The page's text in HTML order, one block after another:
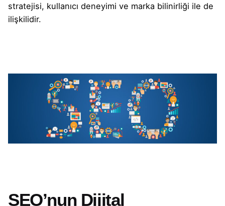
stratejisi, kullanıcı deneyimi ve marka bilinirliği ile de
ilişkilidir.
SEO’nun Dijital